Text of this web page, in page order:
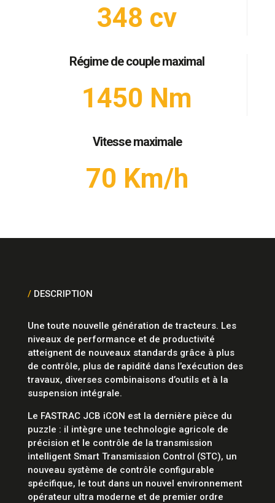
348 cv
Régime de couple maximal
1450 Nm
Vitesse maximale
70 Km/h
/DESCRIPTION
Une toute nouvelle génération de tracteurs. Les
niveaux de performance et de productivité
atteignent de nouveaux standards grâce à plus
de contrôle, plus de rapidité dans l’exécution des
travaux, diverses combinaisons d’outils et à la
suspension intégrale.
Le FASTRAC JCB iCON est la dernière pièce du
puzzle : il intègre une technologie agricole de
précision et le contrôle de la transmission
intelligent Smart Transmission Control (STC), un
nouveau système de contrôle configurable
spécifique, le tout dans un nouvel environnement
opérateur ultra moderne et de premier ordre